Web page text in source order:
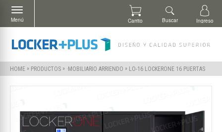
HOME » PRODUCTOS » ·MOBILIARIO ARRIENDO » LO-16 LOCKERONE 16 PUERTAS
Menú Carrito Buscar Ingreso